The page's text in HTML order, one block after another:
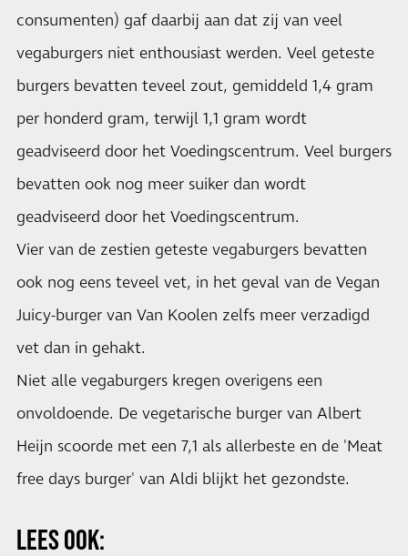
consumenten) gaf daarbij aan dat zij van veel
vegaburgers niet enthousiast werden. Veel geteste
burgers bevatten teveel zout, gemiddeld 1,4 gram
per honderd gram, terwijl 1,1 gram wordt
geadviseerd door het Voedingscentrum. Veel burgers
bevatten ook nog meer suiker dan wordt
geadviseerd door het Voedingscentrum.
Vier van de zestien geteste vegaburgers bevatten
ook nog eens teveel vet, in het geval van de Vegan
Juicy-burger van Van Koolen zelfs meer verzadigd
vet dan in gehakt.
Niet alle vegaburgers kregen overigens een
onvoldoende. De vegetarische burger van Albert
Heijn scoorde met een 7,1 als allerbeste en de 'Meat
free days burger' van Aldi blijkt het gezondste.
LEES OOK: